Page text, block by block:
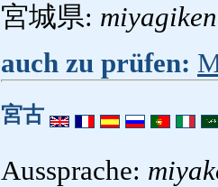
宮城県: miyagiken
auch zu prüfen:
宮古
Aussprache: